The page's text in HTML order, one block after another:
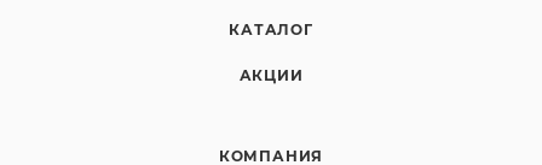
КАТАЛОГ
АКЦИИ
КОМПАНИЯ